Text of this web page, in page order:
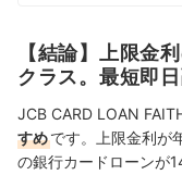
済を専門
Yahoo!フ
関する連
大島凱
【結論】上限金
クラス。最短即
JCB CARD LOAN
すめです。上限金利が
の銀行カードローンが